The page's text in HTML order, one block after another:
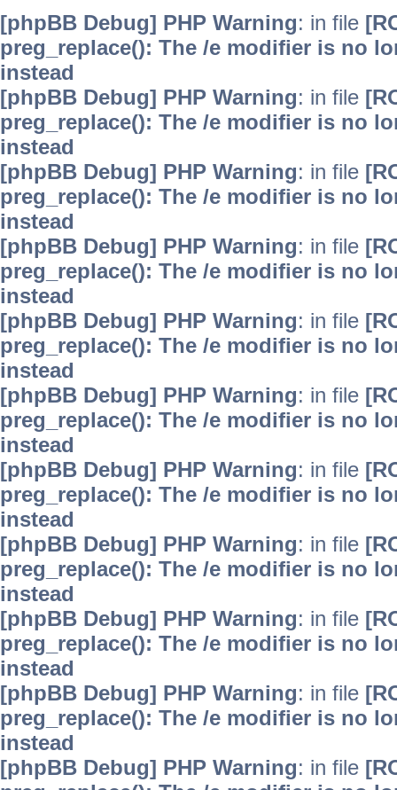
[phpBB Debug] PHP Warning: in file
preg_replace(): The /e modifier is no
instead
[phpBB Debug] PHP Warning: in file
preg_replace(): The /e modifier is no
instead
[phpBB Debug] PHP Warning: in file
preg_replace(): The /e modifier is no
instead
[phpBB Debug] PHP Warning: in file
preg_replace(): The /e modifier is no
instead
[phpBB Debug] PHP Warning: in file
preg_replace(): The /e modifier is no
instead
[phpBB Debug] PHP Warning: in file
preg_replace(): The /e modifier is no
instead
[phpBB Debug] PHP Warning: in file
preg_replace(): The /e modifier is no
instead
[phpBB Debug] PHP Warning: in file
preg_replace(): The /e modifier is no
instead
[phpBB Debug] PHP Warning: in file
preg_replace(): The /e modifier is no
instead
[phpBB Debug] PHP Warning: in file
preg_replace(): The /e modifier is no
instead
[phpBB Debug] PHP Warning: in file